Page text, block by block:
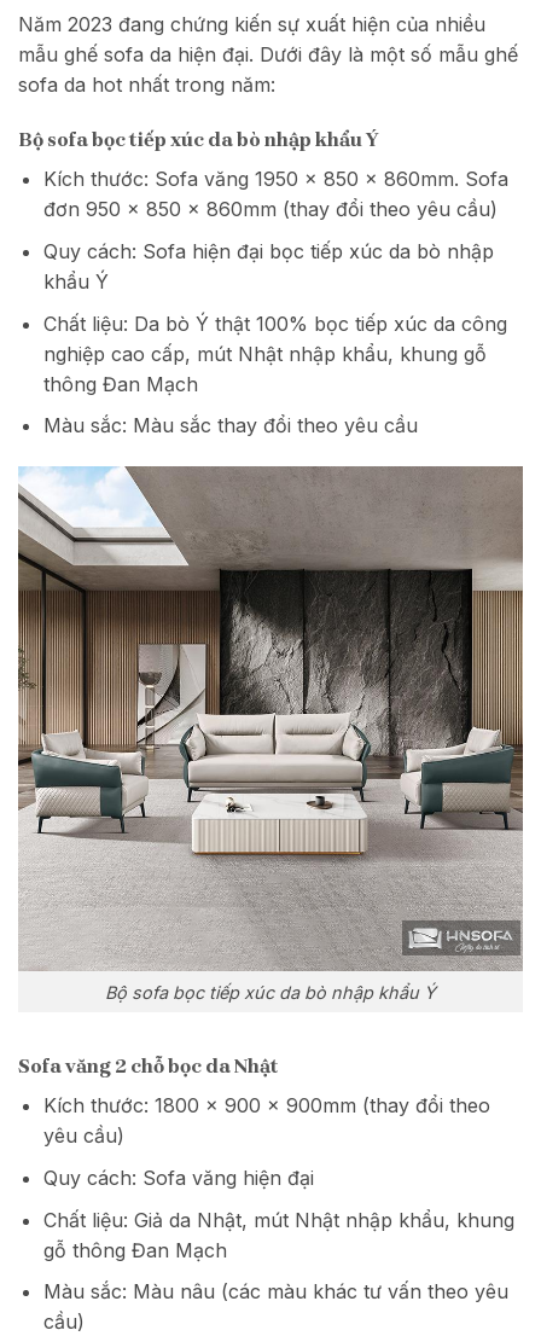
Năm 2023 đang chứng kiến sự xuất hiện của nhiều
mẫu ghế sofa da hiện đại. Dưới đây là một số mẫu ghế
sofa da hot nhất trong năm:
Bộ sofa bọc tiếp xúc da bò nhập khẩu Ý
Kích thước: Sofa văng 1950 x 850 x 860mm. Sofa
đơn 950 x 850 x 860mm (thay đổi theo yêu cầu)
Quy cách: Sofa hiện đại bọc tiếp xúc da bò nhập
khẩu Ý
Chất liệu: Da bò Ý thật 100% bọc tiếp xúc da công
nghiệp cao cấp, mút Nhật nhập khẩu, khung gỗ
thông Đan Mạch
Màu sắc: Màu sắc thay đổi theo yêu cầu
Bộ sofa bọc tiếp xúc da bò nhập khẩu Ý
Sofa văng 2 chỗ bọc da Nhật
Kích thước: 1800 x 900 x 900mm (thay đổi theo
yêu cầu)
Quy cách: Sofa văng hiện đại
Chất liệu: Giả da Nhật, mút Nhật nhập khẩu, khung
gỗ thông Đan Mạch
Màu sắc: Màu nâu (các màu khác tư vấn theo yêu
cầu)